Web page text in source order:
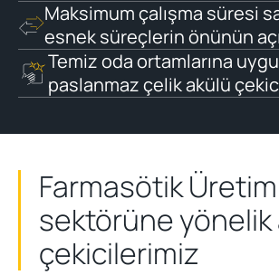
Maksimum çalışma süresi
esnek süreçlerin önünün
Temiz oda ortamlarına
paslanmaz çelik akülü
Farmasötik Üretim
sektörüne yönelik
çekicilerimiz